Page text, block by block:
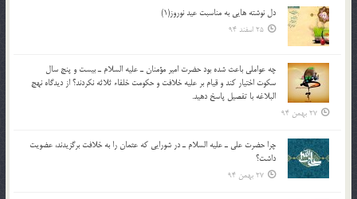
دل نوشته هایی به مناسبت عید نوروز(1)
25 اسفند 94
چه عواملي باعث شده بود حضرت امير مؤمنان ـ عليه السلام ـ بيست و پنج سال
سکوت اختيار کند و قيام بر عليه خلافت و حکومت خلفاء ثلاثه نکردند؟ از ديدگاه نهج
البلاغه با تفصيل پاسخ دهيد.
27 بهمن 94
چرا حضرت علي ـ عليه السلام ـ در شورايي كه عثمان را به خلافت برگزيدند، عضويت
داشت؟
27 بهمن 94